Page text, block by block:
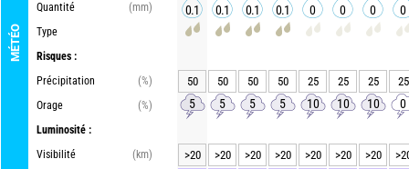
MÉTÉO
Quantité
(mm)
Type
Risques :
Précipitation
(%)
Orage
(%)
Luminosité :
Visibilité
(km)
0.1 0.1 0.1 0.1 0 0 0 0
50 50 50 50 25 25 25 25
5 5 5 5 10 10 10 0
>20 >20 >20 >20 >20 >20 >20